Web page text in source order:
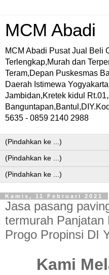
MCM Abadi
MCM Abadi Pusat Jual Beli
Terlengkap,Murah dan
Teram,Depan Puskesmas
Daerah Istimewa
Jambidan,Kretek kidul
5635 - 0859 2140 2988
Kamis, 11 Februari 2021
Jasa pasang
termurah Panjatan
Progo Propinsi DI
Kami